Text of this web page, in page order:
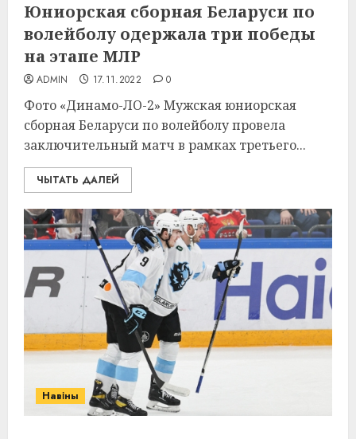
Юниорская сборная Беларуси по
волейболу одержала три победы
на этапе МЛР
ADMIN 17.11.2022 0
Фото «Динамо-ЛО-2» Мужская юниорская
сборная Беларуси по волейболу провела
заключительный матч в рамках третьего...
ЧЫТАТЬ ДАЛЕЙ
Навіны